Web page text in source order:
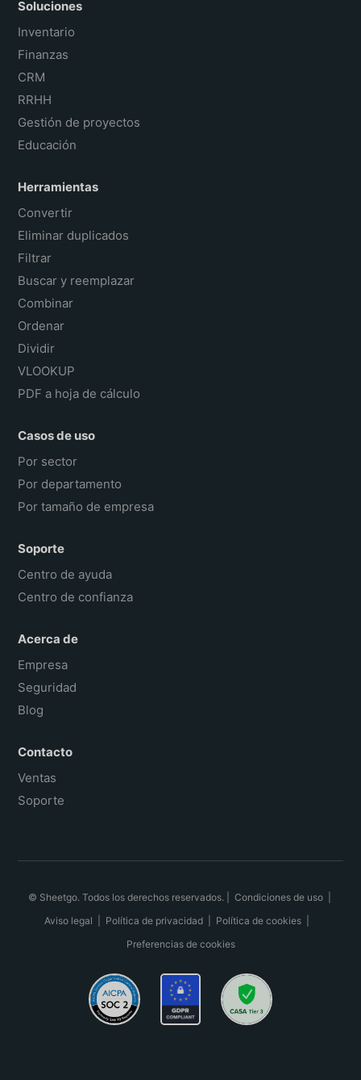
Soluciones
Inventario
Finanzas
CRM
RRHH
Gestión de proyectos
Educación
Herramientas
Convertir
Eliminar duplicados
Filtrar
Buscar y reemplazar
Combinar
Ordenar
Dividir
VLOOKUP
PDF a hoja de cálculo
Casos de uso
Por sector
Por departamento
Por tamaño de empresa
Soporte
Centro de ayuda
Centro de confianza
Acerca de
Empresa
Seguridad
Blog
Contacto
Ventas
Soporte
© Sheetgo. Todos los derechos reservados. | Condiciones de uso|
Aviso legal
Política de privacidad Política de cookies
Preferencias de cookies